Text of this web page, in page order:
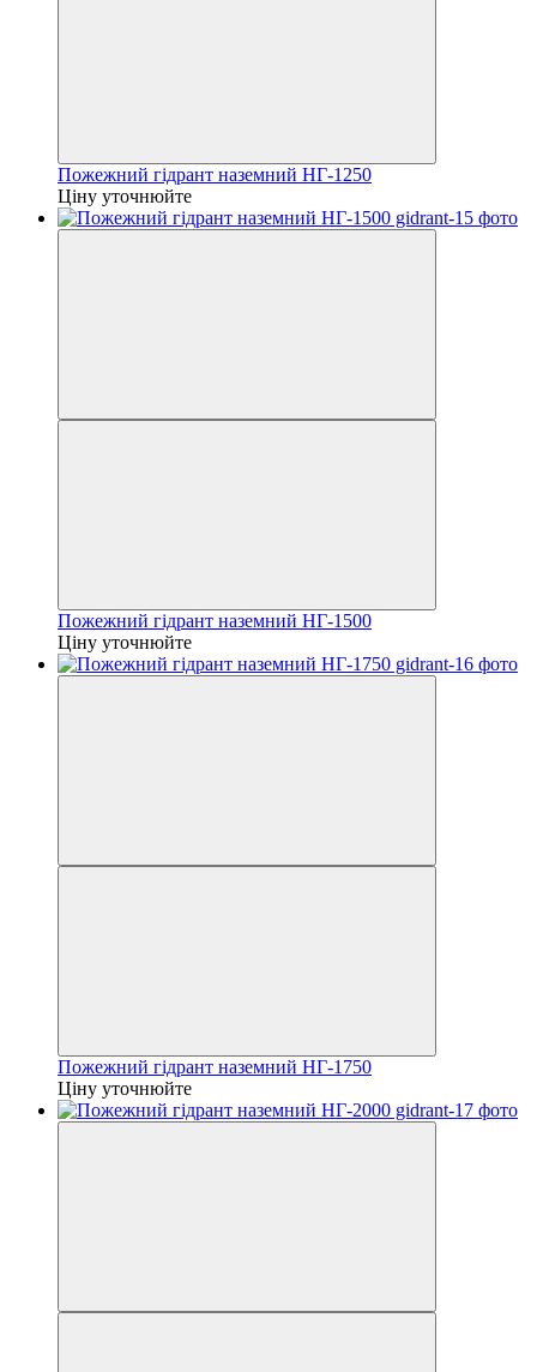
Пожежний гідрант наземний НГ-1250
Ціну уточнюйте
Пожежний гідрант наземний НГ-1500
Ціну уточнюйте
Пожежний гідрант наземний НГ-1750
Ціну уточнюйте